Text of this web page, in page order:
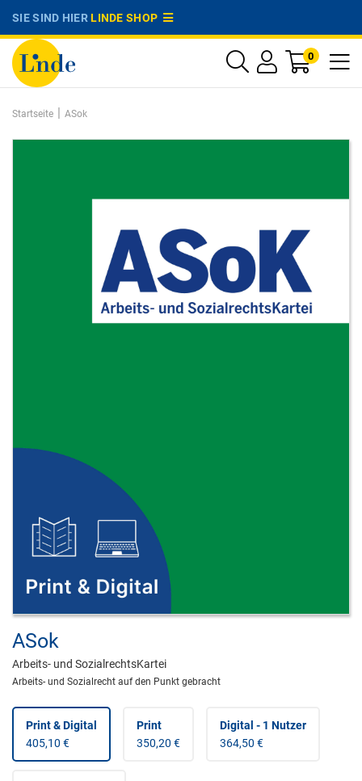
SIE SIND HIERLINDE SHOP
0
Startseite | ASok
ASok
Arbeits- und SozialrechtsKartei
Arbeits- und Sozialrecht auf den Punkt gebracht
Print & Digital
405,10 €
Print
350,20 €
Digital - 1 Nutzer
364,50 €